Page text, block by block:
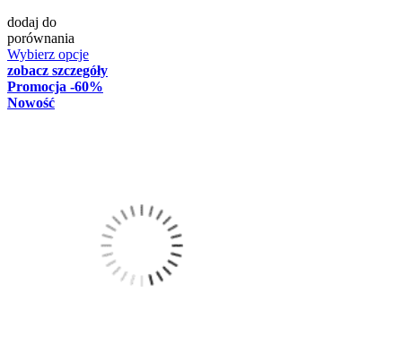
dodaj do
porównania
Wybierz opcje
zobacz szczegóły
Promocja -60%
Nowość